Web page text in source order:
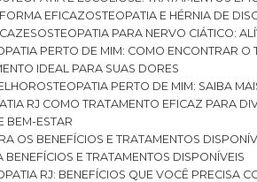
EFICAZ
OSTEOPATIA E HÉRNIA DE
OSTEOPATIA PARA NERVO CIÁTICO:
PERTO DE MIM: COMO ENCONTRAR
IDEAL PARA SUAS DORES
OSTEOPATIA PERTO DE MIM: SAIBA
RJ COMO TRATAMENTO EFICAZ PARA
BEM-ESTAR
OS BENEFÍCIOS E TRATAMENTOS
BENEFÍCIOS E TRATAMENTOS DISPONÍVEIS
RJ: BENEFÍCIOS QUE VOCÊ PRECISA